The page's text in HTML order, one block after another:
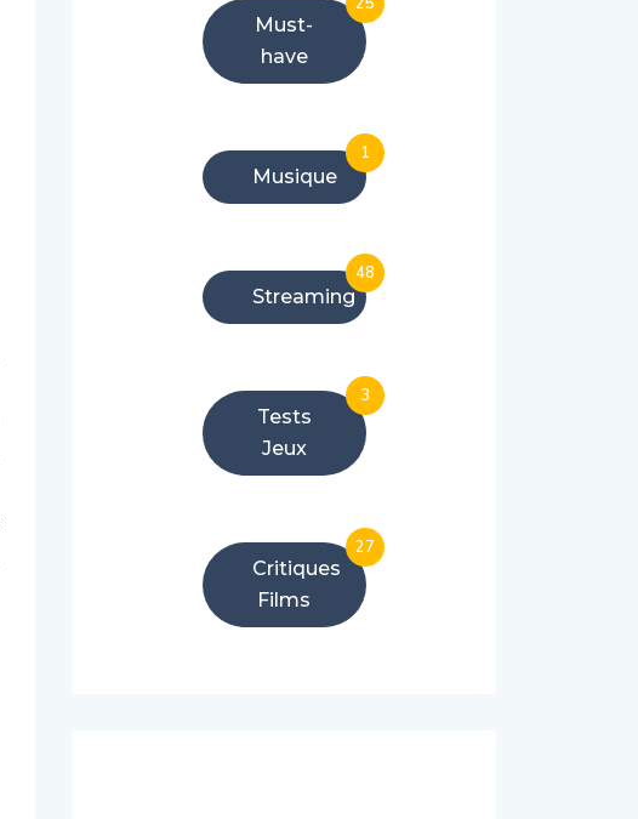
Must-
have
Musique
1
Streaming
48
Tests
Jeux
3
Critiques
Films
27